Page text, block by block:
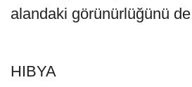
alandaki görünürlüğünü
HIBYA